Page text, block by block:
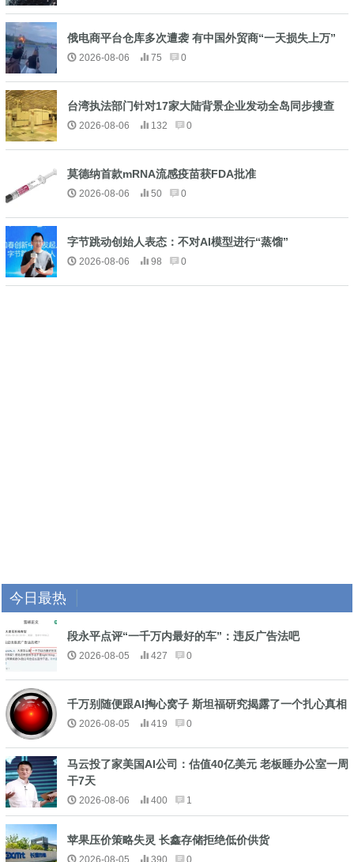
俄电商平台仓库多次遭袭 有中国外贸商“一天损失上万”
2026-08-06 75 0
台湾执法部门针对17家大陆背景企业发动全岛同步搜查
2026-08-06 132 0
莫德纳首款mRNA流感疫苗获FDA批准
2026-08-06 50 0
字节跳动创始人表态：不对AI模型进行“蒸馏”
2026-08-06 98 0
今日最热
段永平点评“一千万内最好的车”：违反广告法吧
2026-08-05 427 0
千万别随便跟AI掏心窝子 斯坦福研究揭露了一个扎心真相
2026-08-05 419 0
马云投了家美国AI公司：估值40亿美元 老板睡办公室一周
干7天
2026-08-06 400 1
苹果压价策略失灵 长鑫存储拒绝低价供货
2026-08-05 390 0